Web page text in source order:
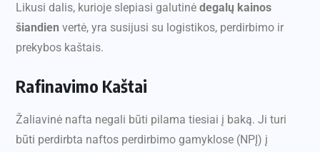
Likusi dalis, kurioje slepiasi galutinė degalų kainos
šiandien vertė, yra susijusi su logistikos, perdirbimo ir
prekybos kaštais.
Rafinavimo Kaštai
Žaliavinė nafta negali būti pilama tiesiai į baką. Ji turi
būti perdirbta naftos perdirbimo gamyklose (NPĮ) į